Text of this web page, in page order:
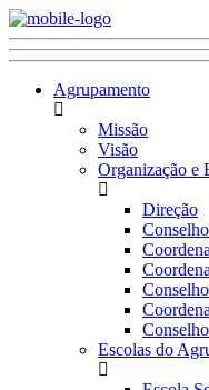
Agrupamento
Missão
Visão
Organização e
Direção
Escolas do